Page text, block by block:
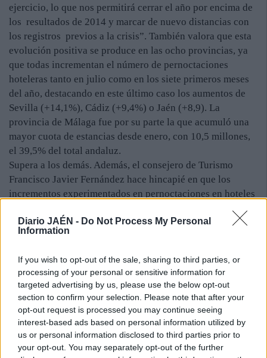
Diario JAÉN - Do Not Process My Personal
Information
If you wish to opt-out of the sale, sharing to third parties, or
processing of your personal or sensitive information for
targeted advertising by us, please use the below opt-out
section to confirm your selection. Please note that after your
opt-out request is processed you may continue seeing
interest-based ads based on personal information utilized by
us or personal information disclosed to third parties prior to
your opt-out. You may separately opt-out of the further
ejercicio, lo que nos permitirá cerrar el año por encima de
los resultados de 2014 y marcar de nuevo distancias con
los registros previos a la crisis”. También valora que esta
evolución positiva se produce en las ocho provincias, ya
que todas incrementan el número de pernoctaciones
hoteleras tanto en julio como en los siete primeros meses
del año, destacando en este último caso los aumentos de
Sevilla (+14,1%), Cádiz (+9,4%) o Jaén (+8,9). La
provincia de Málaga fue por su parte la que acumuló una
mayor cuota de estancias desde enero, con 10,5 millones,
el 39,5% del total andaluz.
Supera a los demás. Además, el consejero de Turismo
Francisco Javier Fernández hace hincapié en que los
incrementos experimentados en pernoctaciones en hoteles
andaluces se sitúan por encima de la media del conjunto
de España tanto en el pasado mes (+9,7% frente a +5,9%
en España) como en el periodo de enero a julio (+6,4%
viajeros, en julio crecieron un 5,3% las pernoctaciones de
clientes nacionales, con 3,4 millones; si bien resalta
especialmente el aumento de las estancias de extranjeros,
2,8 millones y un 15,6% más. Entre los meses de enero y
julio subieron un 5,1% las pernoctaciones de españoles y
7,9% las de viajeros internacionales, con 13,2 y 13,4
millones, respectivamente.